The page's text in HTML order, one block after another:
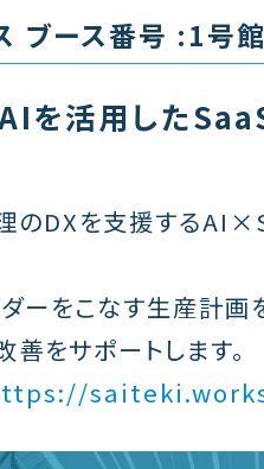
ブース番号 :1号
を活用した
のDXを支援する
ーをこなす生産計画
をサポートします。